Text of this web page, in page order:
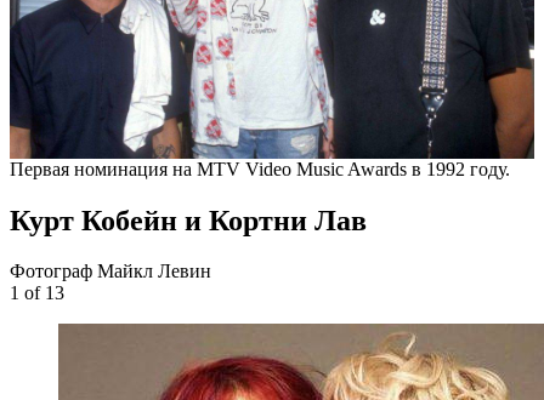
Первая номинация на MTV Video Music Awards в 1992 году.
Курт Кобейн и Кортни Лав
Фотограф Майкл Левин
1 of 13